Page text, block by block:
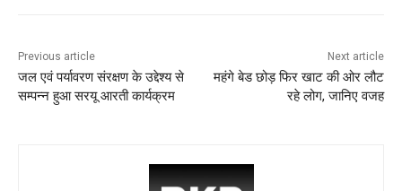
Previous article
जल एवं पर्यावरण संरक्षण के उद्देश्य से
सम्पन्न हुआ सरयू आरती कार्यक्रम
Next article
महंगे बेड छोड़ फिर खाट की ओर लौट
रहे लोग, जानिए वजह